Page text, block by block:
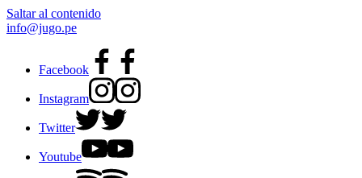
Saltar al contenido
info@jugo.pe
Facebook
Instagram
Twitter
Youtube